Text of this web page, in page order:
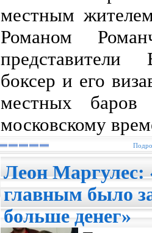
местным
Романом
представители
боксер и его
местных
московскому
Леон Маргулес:
главным было
больше денег»